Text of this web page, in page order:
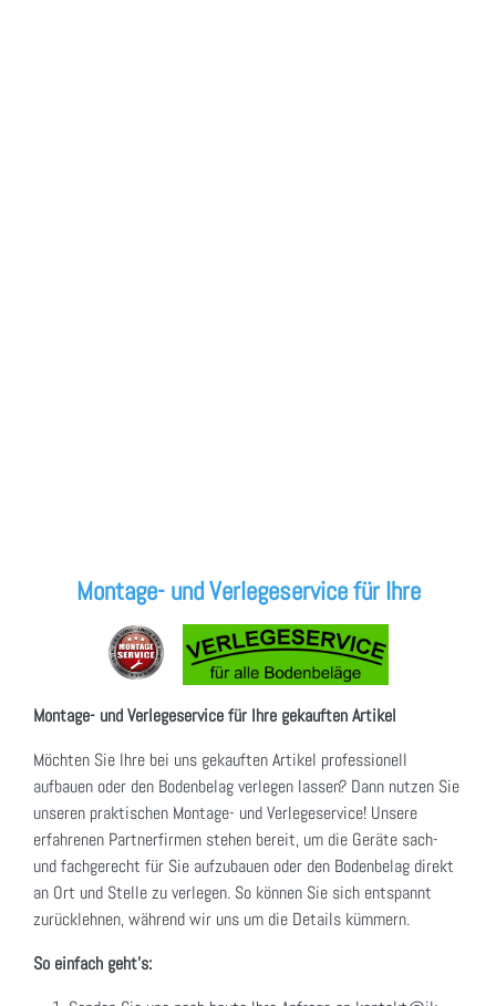
Montage- und Verlegeservice für Ihre
Montage- und Verlegeservice für Ihre gekauften Artikel
Möchten Sie Ihre bei uns gekauften Artikel professionell
aufbauen oder den Bodenbelag verlegen lassen? Dann nutzen Sie
unseren praktischen Montage- und Verlegeservice! Unsere
erfahrenen Partnerfirmen stehen bereit, um die Geräte sach-
und fachgerecht für Sie aufzubauen oder den Bodenbelag direkt
an Ort und Stelle zu verlegen. So können Sie sich entspannt
zurücklehnen, während wir uns um die Details kümmern.
So einfach geht's: